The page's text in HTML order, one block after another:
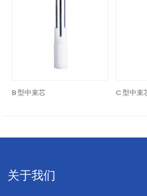
B 型中束芯 C 型中束
关于我们